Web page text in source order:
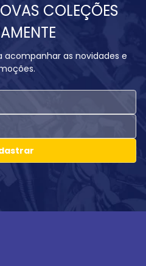
COLEÇÕES
as novidades e